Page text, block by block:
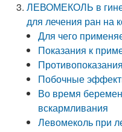
ЛЕВОМЕКОЛЬ в
для лечения ран на
Для чего
Показания к
Противопоказания
Побочные
Во время
вскармливания
Левомеколь при